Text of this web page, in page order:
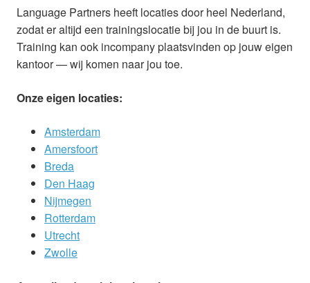
Language Partners heeft locaties door heel Nederland,
zodat er altijd een trainingslocatie bij jou in de buurt is.
Training kan ook incompany plaatsvinden op jouw eigen
kantoor — wij komen naar jou toe.
Onze eigen locaties:
Amsterdam
Amersfoort
Breda
Den Haag
Nijmegen
Rotterdam
Utrecht
Zwolle